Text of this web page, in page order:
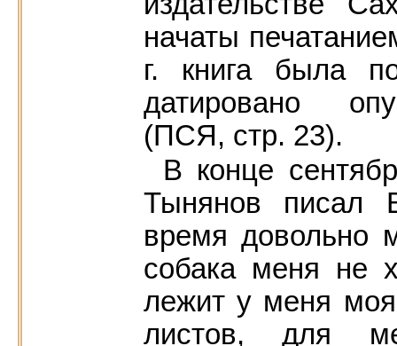
начаты
г. книга была
датировано
(ПСЯ, стр. 23).
В конце
Тынянов писал
время довольно
собака меня не
лежит у меня
листов, для